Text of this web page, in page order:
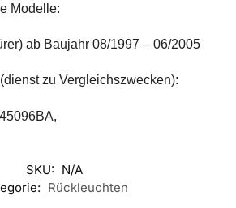
Modelle:
ab Baujahr 08/1997 – 06/2005
zu Vergleichszwecken):
SKU: N/A
Rückleuchten